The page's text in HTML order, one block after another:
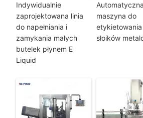
Indywidualnie
zaprojektowana linia
do napełniania i
zamykania małych
butelek płynem E
Liquid
Automatyczna
maszyna do
słoików